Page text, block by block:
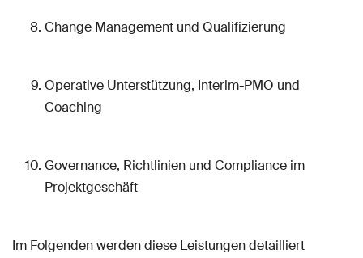
Change Management und Qualifizierung
Operative Unterstützung, Interim-PMO und
Coaching
Governance, Richtlinien und Compliance im
Projektgeschäft
Im Folgenden werden diese Leistungen detailliert